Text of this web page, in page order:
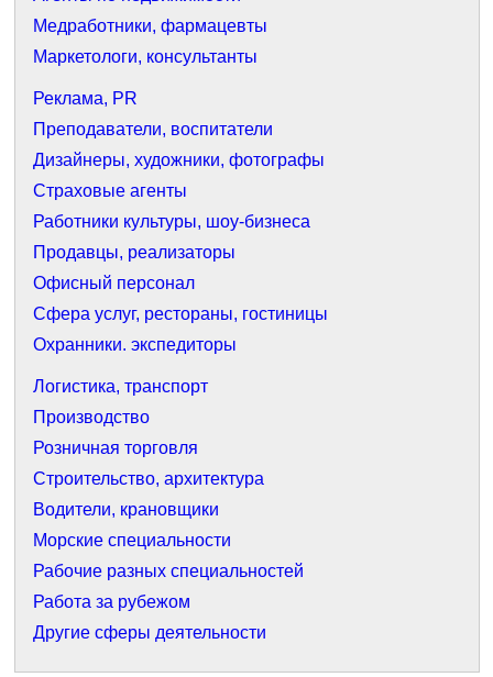
Медработники, фармацевты
Маркетологи, консультанты
Реклама, PR
Преподаватели, воспитатели
Дизайнеры, художники, фотографы
Страховые агенты
Работники культуры, шоу-бизнеса
Продавцы, реализаторы
Офисный персонал
Сфера услуг, рестораны, гостиницы
Охранники. экспедиторы
Логистика, транспорт
Производство
Розничная торговля
Строительство, архитектура
Водители, крановщики
Морские специальности
Рабочие разных специальностей
Работа за рубежом
Другие сферы деятельности